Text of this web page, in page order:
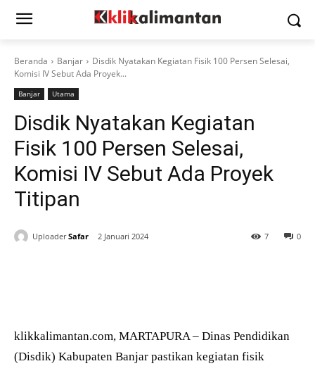
Beranda Banjar
Disdik Nyatakan Kegiatan Fisik 100 Persen Selesai,
Komisi IV Sebut Ada Proyek...
Banjar Utama
Disdik Nyatakan Kegiatan
Fisik 100 Persen Selesai,
Komisi IV Sebut Ada Proyek
Titipan
Uploader Safar 2 Januari 2024 0
7
klikkalimantan.com, MARTAPURA – Dinas Pendidikan
(Disdik) Kabupaten Banjar pastikan kegiatan fisik